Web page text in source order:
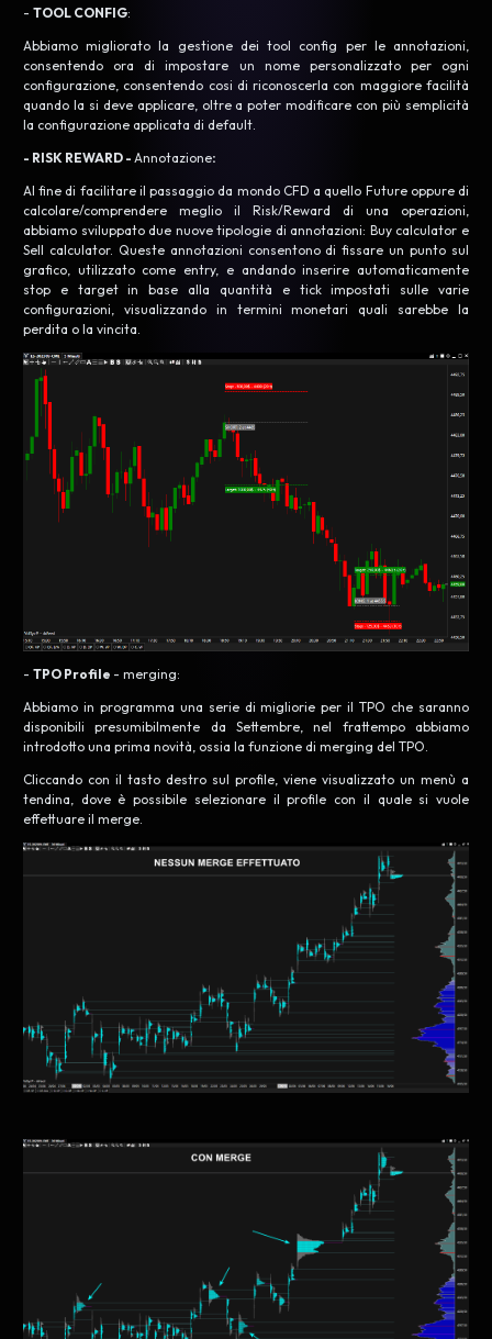
- TOOL CONFIG:
Abbiamo migliorato la gestione dei tool config per le annotazioni,
consentendo ora di impostare un nome personalizzato per ogni
configurazione, consentendo cosi di riconoscerla con maggiore facilità
quando la si deve applicare, oltre a poter modificare con più semplicità
la configurazione applicata di default.
- RISK REWARD - Annotazione:
Al fine di facilitare il passaggio da mondo CFD a quello Future oppure di
calcolare/comprendere meglio il Risk/Reward di una operazioni,
abbiamo sviluppato due nuove tipologie di annotazioni: Buy calculator e
Sell calculator. Queste annotazioni consentono di fissare un punto sul
grafico, utilizzato come entry, e andando inserire automaticamente
stop e target in base alla quantità e tick impostati sulle varie
configurazioni, visualizzando in termini monetari quali sarebbe la
perdita o la vincita.
- TPO Profile - merging:
Abbiamo in programma una serie di migliorie per il TPO che saranno
disponibili presumibilmente da Settembre, nel frattempo abbiamo
introdotto una prima novità, ossia la funzione di merging del TPO.
Cliccando con il tasto destro sul profile, viene visualizzato un menù a
tendina, dove è possibile selezionare il profile con il quale si vuole
effettuare il merge.